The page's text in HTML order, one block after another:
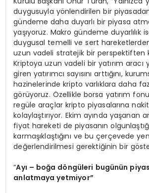
duygusuyla yönlendirilen bir
gündeme daha duyarlı bir piyasa
yaşıyoruz. Makro gündeme duyarlılık
duygusal temelli ve sert
uzun vadeli stratejik bir perspektiften
Kriptoya uzun vadeli bir yatırım aracı
giren yatırımcı sayısını arttığını,
hazinelerinde kripto varlıklara daha
görüyoruz. Özellikle borsa yatırım
regüle araçlar kripto piyasalarına
kolaylaştırıyor. Ekim ayında yaşanan
fiyat hareketi de piyasanın
karmaşıklaştığını ve bu çerçevede
değerlendirilmesi gerektiğinin bir
“Ayı – boğa döngüleri bugünün
anlatmaya yetmiyor”